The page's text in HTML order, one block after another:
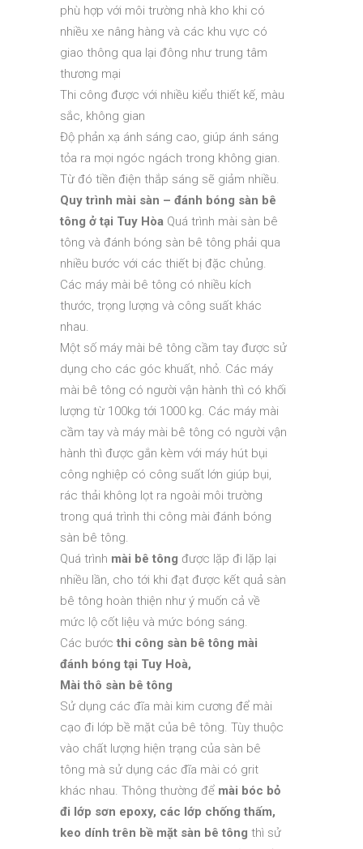
phù hợp với môi trường nhà kho khi có
nhiều xe nâng hàng và các khu vực có
giao thông qua lại đông như trung tâm
thương mại
Thi công được với nhiều kiểu thiết kế, màu
sắc, không gian
Độ phản xạ ánh sáng cao, giúp ánh sáng
tỏa ra mọi ngóc ngách trong không gian.
Từ đó tiền điện thắp sáng sẽ giảm nhiều.
Quy trình mài sàn – đánh bóng sàn bê
tông ở tại Tuy Hòa Quá trình mài sàn bê
tông và đánh bóng sàn bê tông phải qua
nhiều bước với các thiết bị đặc chủng.
Các máy mài bê tông có nhiều kích
thước, trọng lượng và công suất khác
nhau.
Một số máy mài bê tông cầm tay được sử
dụng cho các góc khuất, nhỏ. Các máy
mài bê tông có người vận hành thì có khối
lượng từ 100kg tới 1000 kg. Các máy mài
cầm tay và máy mài bê tông có người vận
hành thì được gắn kèm với máy hút bụi
công nghiệp có công suất lớn giúp bụi,
rác thải không lọt ra ngoài môi trường
trong quá trình thi công mài đánh bóng
sàn bê tông.
Quá trình mài bê tông được lặp đi lặp lại
nhiều lần, cho tới khi đạt được kết quả sàn
bê tông hoàn thiện như ý muốn cả về
mức lộ cốt liệu và mức bóng sáng.
Các bước thi công sàn bê tông mài
đánh bóng tại Tuy Hoà,
Mài thô sàn bê tông
Sử dụng các đĩa mài kim cương để mài
cạo đi lớp bề mặt của bê tông. Tùy thuộc
vào chất lượng hiện trạng của sàn bê
tông mà sử dụng các đĩa mài có grit
khác nhau. Thông thường để mài bóc bỏ
đi lớp sơn epoxy, các lớp chống thấm,
keo dính trên bề mặt sàn bê tông thì sử